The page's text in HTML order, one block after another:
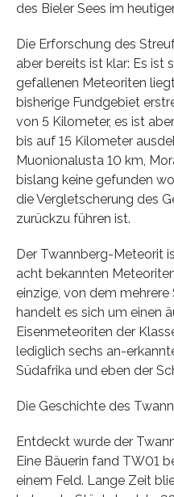
des Bieler Sees im
Die Erforschung des
aber bereits ist klar: Es ist
gefallenen Meteoriten
bisherige Fundgebiet
von 5 Kilometer, es ist
bis auf 15 Kilometer
Muonionalusta 10 km,
bislang keine gefunden
die Vergletscherung des
zurückzu führen ist.
Der Twannberg-Meteorit
acht bekannten
einzige, von dem
handelt es sich um einen
Eisenmeteoriten der
lediglich sechs an-
Südafrika und eben der
Die Geschichte des
Entdeckt wurde der
Eine Bäuerin fand TW01
einem Feld. Lange Zeit